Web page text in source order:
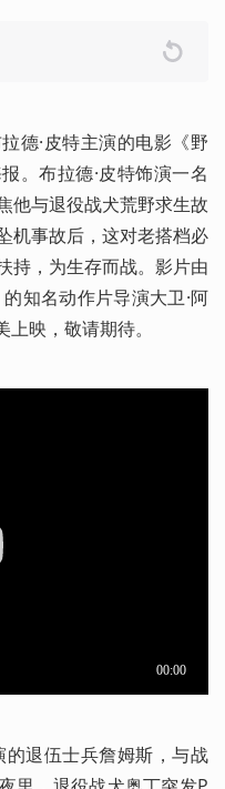
德·皮特主演的电影《野
。布拉德·皮特饰演一名
他与退役战犬荒野求生故
机事故后，这对老搭档必
持，为生存而战。影片由
知名动作片导演大卫·阿
映，敬请期待。
的退伍士兵詹姆斯，与战